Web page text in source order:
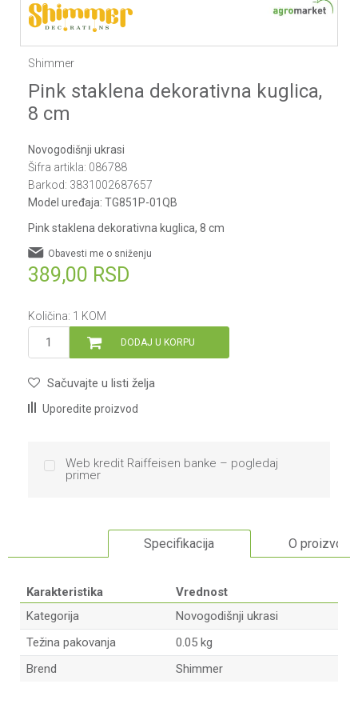
Shimmer
Pink staklena dekorativna kuglica,
8 cm
Novogodišnji ukrasi
Šifra artikla: 086788
Barkod: 3831002687657
Model uređaja: TG851P-01QB
Pink staklena dekorativna kuglica, 8 cm
389,00 RSD
Obavesti me o sniženju
Količina: 1 KOM
DODAJ U KORPU
Sačuvajte u listi želja
Uporedite proizvod
Web kredit Raiffeisen banke – pogledaj
primer
Specifikacija O proizvodu
Karakteristika
Vrednost
Kategorija
Novogodišnji ukrasi
Težina pakovanja
0.05 kg
Brend
Shimmer